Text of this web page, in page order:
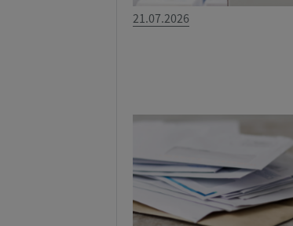
21.07.2026